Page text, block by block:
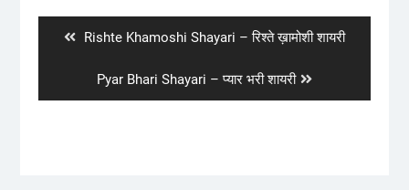
Previous
Rishte Khamoshi Shayari – रिश्ते ख़ामोशी शायरी
Next
post:
Pyar Bhari Shayari – प्यार भरी शायरी